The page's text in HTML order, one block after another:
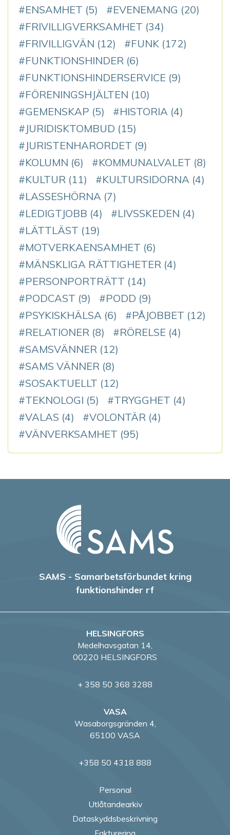
ENSAMHET (5) EVENEMANG (20)
FRIVILLIGVERKSAMHET (34)
FRIVILLIGVÄN (12) FUNK (172)
FUNKTIONSHINDER (6)
FUNKTIONSHINDERSERVICE (9)
FÖRENINGSHJÄLTEN (10)
GEMENSKAP (5) HISTORIA (4)
JURIDISKTOMBUD (15)
JURISTENHARORDET (9)
KOLUMN (6) KOMMUNALVALET (8)
KULTUR (11) KULTURSIDORNA (4)
LASSESHÖRNA (7)
LEDIGTJOBB (4) LIVSSKEDEN (4)
LÄTTLÄST (19)
MOTVERKAENSAMHET (6)
MÄNSKLIGA RÄTTIGHETER (4)
PERSONPORTRÄTT (14)
PODCAST (9) PODD (9)
PSYKISKHÄLSA (6) PÅJOBBET (12)
RELATIONER (8) RÖRELSE (4)
SAMSVÄNNER (12)
SAMS VÄNNER (8)
SOSAKTUELLT (12)
TEKNOLOGI (5) TRYGGHET (4)
VALAS (4) VOLONTÄR (4)
VÄNVERKSAMHET (95)
SAMS - Samarbetsförbundet kring
funktionshinder rf
HELSINGFORS
Medelhavsgatan 14,
00220 HELSINGFORS
+ 358 50 368 3288
VASA
Wasaborgsgränden 4,
65100 VASA
+358 50 4318 888
Personal
Utlåtandearkiv
Dataskyddsbeskrivning
Fakturering